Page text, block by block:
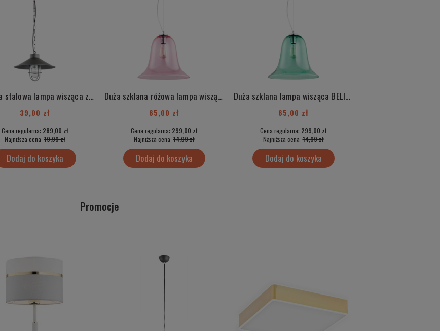
Loftowa stalowa lampa wisząca z elementami chrom industrialna ITAKA 3729
39,00 zł
Cena regularna:289,00 zł
Najniższa cena:19,99 zł
Dodaj do koszyka
Duża szklana różowa lampa wisząca BELIZE 3714
65,00 zł
Cena regularna:299,00 zł
Najniższa cena:14,99 zł
Dodaj do koszyka
Duża szklana lampa wisząca BELIZE 3713
65,00 zł
Cena regularna:299,00 zł
Najniższa cena:14,99 zł
Dodaj do koszyka
Promocje